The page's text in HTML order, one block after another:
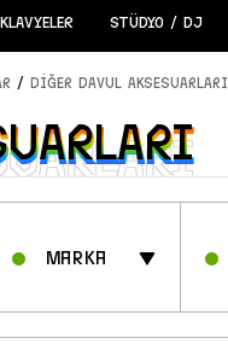
KLAVYELER STÜDYO / DJ
/ DİĞER DAVUL AKSESUARLARI
Marka